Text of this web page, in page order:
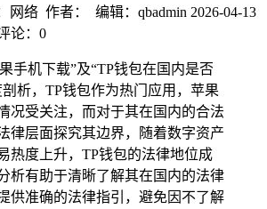
网络 作者： 编辑：qbadmin 2026-04-13
论：0
手机下载”及“TP钱包在国内是否
析，TP钱包作为热门应用，苹果
况受关注，而对于其在国内的合法
律层面探究其边界，随着数字资产
热度上升，TP钱包的法律地位成
析有助于清晰了解其在国内的法律
供准确的法律指引，避免因不了解